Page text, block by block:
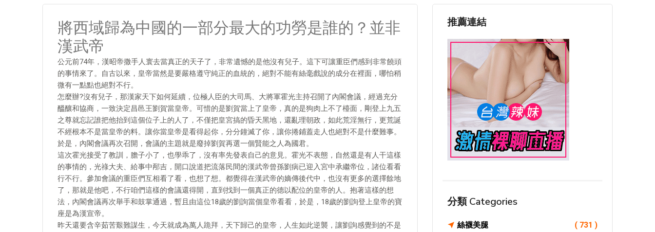
將西域歸為中國的一部分最大的功勞是誰的？並非
漢武帝
公元前74年，漢昭帝撒手人寰去當真正的天子了，非常遺憾的是他沒有兒子。這下可讓重臣們感到非常饒頭
的事情來了。自古以來，皇帝當然是要嚴格遵守純正的血統的，絕對不能有絲毫戲說的成分在裡面，哪怕稍
微有一點點也絕對不行。
怎麼辦?沒有兒子，那漢家天下如何延續，位極人臣的大司馬、大將軍霍光主持召開了內閣會議，經過充分
醞釀和協商，一致決定昌邑王劉賀當皇帝。可惜的是劉賀當上了皇帝，真的是狗肉上不了檯面，剛登上九五
之尊就忘記誰把他抬到這個位子上的人了，不僅把皇宮搞的昏天黑地，還亂理朝政，如此荒淫無行，更荒誕
不經根本不是當皇帝的料。讓你當皇帝是看得起你，分分鐘滅了你，讓你捲鋪蓋走人也絕對不是什麼難事。
於是，內閣會議再次召開，會議的主題就是廢掉劉賀再選一個賢能之人為國君。
這次霍光接受了教訓，膽子小了，也學乖了，沒有率先發表自己的意見。霍光不表態，自然還是有人干這樣
的事情的，光祿大夫、給事中邴吉，開口說道把流落民間的漢武帝曾孫劉病已迎入宮中承繼帝位，諸位看看
行不行。參加會議的重臣們互相看了看，也想了想。都覺得在漢武帝的嫡傳後代中，也沒有更多的選擇餘地
了，那就是他吧，不行咱們這樣的會議還得開，直到找到一個真正的德以配位的皇帝的人。抱著這樣的想
法，內閣會議再次舉手和鼓掌通過，暫且由這位18歲的劉詢當個皇帝看看，於是，18歲的劉詢登上皇帝的寶
座是為漢宣帝。
昨天還要含辛茹苦艱難謀生，今天就成為萬人跪拜，天下歸己的皇帝，人生如此逆襲，讓劉詢感覺到的不是
推薦連結
分類 Categories
絲襪美腿 ( 731 )